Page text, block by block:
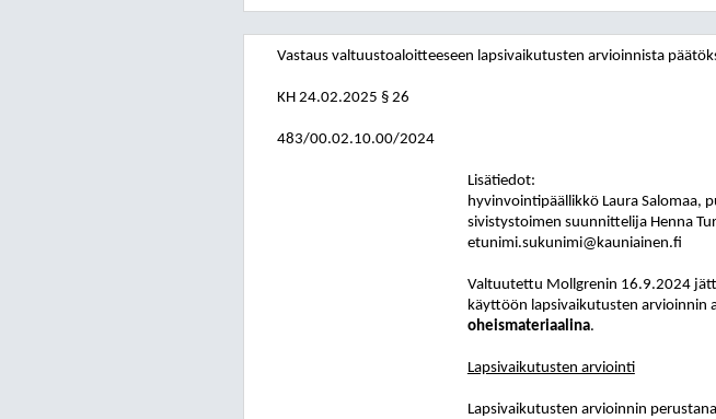
Vastaus valtuustoaloitteeseen lapsivaikutusten arvioinnista
KH 24.02.2025 § 26
483/00.02.10.00/2024
Lisätiedot:
hyvinvointipäällikkö Laura Salomaa,
sivistystoimen suunnittelija Henna
etunimi.sukunimi@kauniainen.fi
Valtuutettu Mollgrenin 16.9.2024
käyttöön lapsivaikutusten arvioinnin
oheismateriaalina.
Lapsivaikutusten arviointi
Lapsivaikutusten arvioinnin